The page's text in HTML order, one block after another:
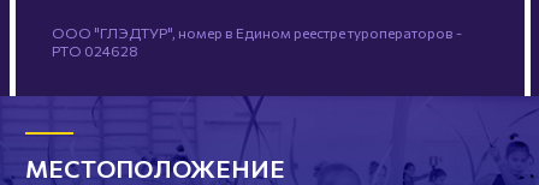
ООО "ГЛЭДТУР", номер в Едином реестре туроператоров -
РТО 024628
МЕСТОПОЛОЖЕНИЕ